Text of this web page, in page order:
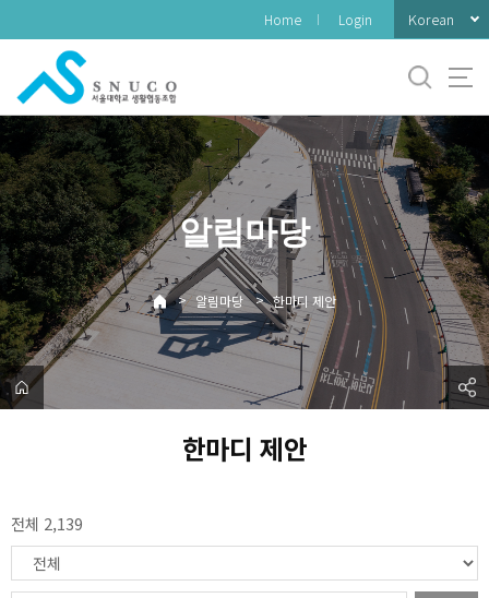
로
메
뉴
Home Login Korean
알림마당
> 알림마당 > 한마디 제안
한마디 제안
전체 2,139